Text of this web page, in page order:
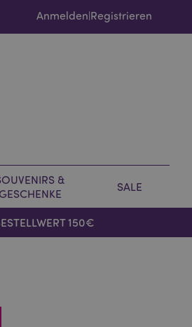
Anmelden|Registrieren
&
GESCHENKE
SALE
150€